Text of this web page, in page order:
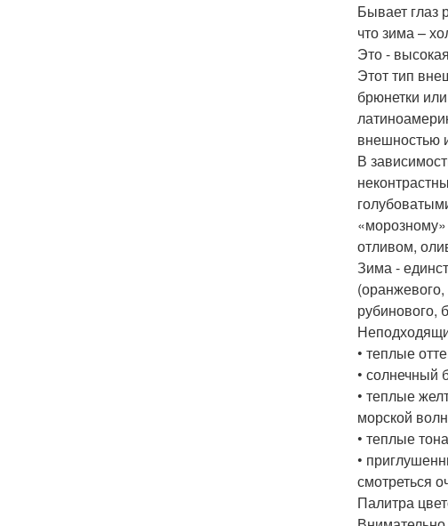
Бывает глаз
что зима –
Это -
Этот тип
брюнетки
внешностью
В
отливом,
Зима -
рубинового,
• теплые
• солнечный
• теплые
морской
• теплые
•
смотреться
Палитра